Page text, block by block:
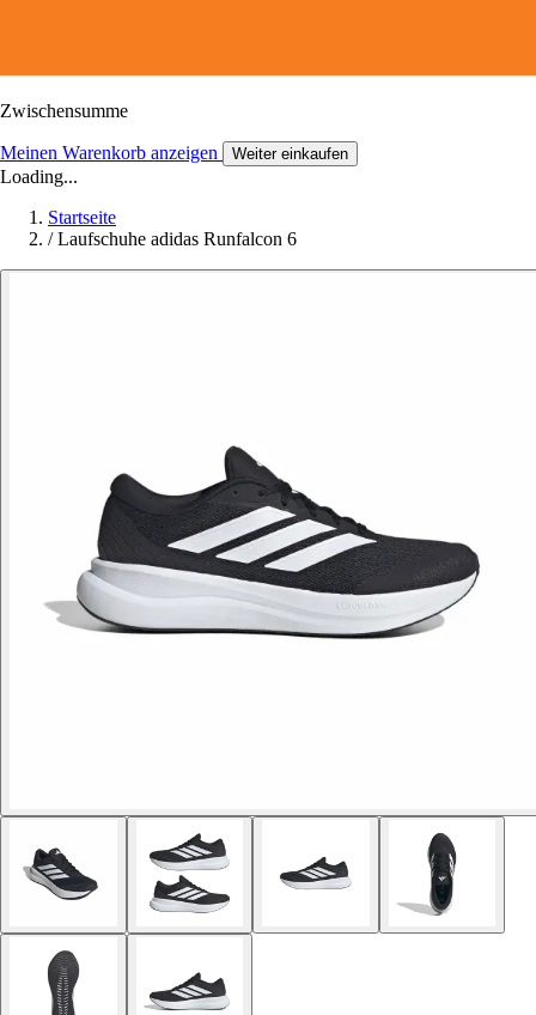
Zwischensumme
Meinen Warenkorb anzeigen Weiter einkaufen
Loading...
Startseite
/ Laufschuhe adidas Runfalcon 6